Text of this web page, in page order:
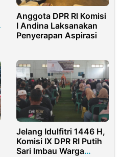
Anggota DPR RI Komisi
I Andina Laksanakan
Penyerapan Aspirasi
Jelang Idulfitri 1446 H,
Komisi IX DPR RI Putih
Sari Imbau Warga